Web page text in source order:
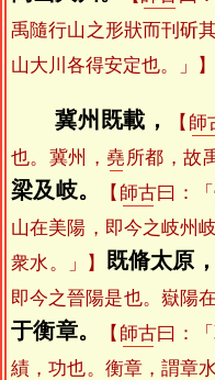
禹隨行山之形狀而刊斫
山大川各得安定也。」】
冀州既載， 【 師
也。冀州， 堯 所都，故
梁及岐。
【 師古曰：
山在美陽，即今之岐州
衆水。」】
既脩太原
即今之晉陽是也。嶽陽
于衡章。
【 師古曰：
績，功也。衡章，謂章